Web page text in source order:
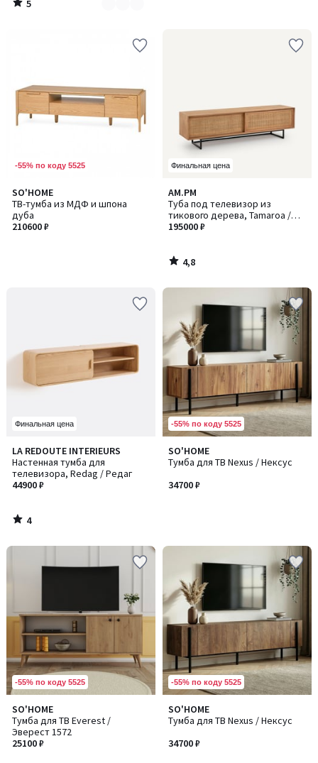
5
/
-55% по коду 5525
SO'HOME
ТВ-тумба из МДФ и шпона
дуба
210600 ₽
Финальная цена
AM.PM
Туба под телевизор из
тикового дерева, Tamaroa /
Тамароа
195000 ₽
4,8
/ 5
4,8
/
Финальная цена
LA REDOUTE INTERIEURS
Настенная тумба для
телевизора, Redag / Редаг
44900 ₽
4
/
5
4
/
-55% по коду 5525
SO'HOME
Тумба для ТВ Nexus / Нексус
34700 ₽
-55% по коду 5525
SO'HOME
Тумба для ТВ Everest /
Эверест 1572
25100 ₽
-55% по коду 5525
SO'HOME
Тумба для ТВ Nexus / Нексус
34700 ₽